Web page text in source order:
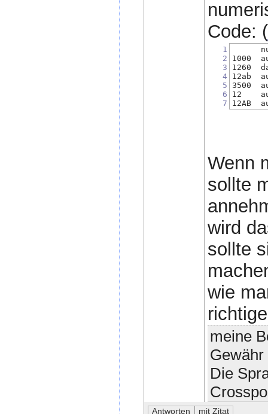
Code: (
1
2
3
4
5
6
7
1000
1260
12ab
3500
12
12AB
Wenn
sollte
wird
sollte
wie
meine
Die